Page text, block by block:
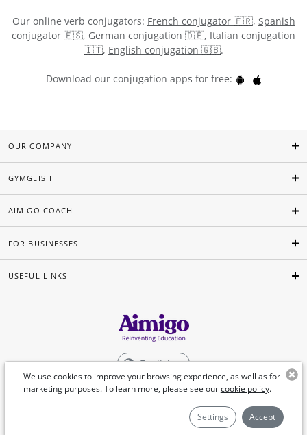
Our online verb conjugators: French conjugator 🇫🇷, Spanish
conjugator 🇪🇸, German conjugation 🇩🇪, Italian conjugation
🇮🇹, English conjugation 🇬🇧.
Download our conjugation apps for free:
We use cookies to improve your browsing experience, as well as for
marketing purposes. To learn more, please see ourcookie policy.
Settings Accept
OUR COMPANY
GYMGLISH
AIMIGO COACH
FOR BUSINESSES
USEFUL LINKS
English
©Aimigo 2026